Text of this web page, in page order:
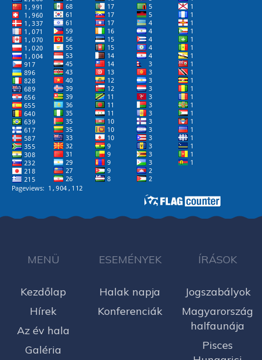
MENÜ
Kezdőlap
Hírek
Az év hala
Galéria
ESEMÉNYEK
Halak napja
Konferenciák
ÍRÁSOK
Jogszabályok
Magyarország
halfaunája
Pisces